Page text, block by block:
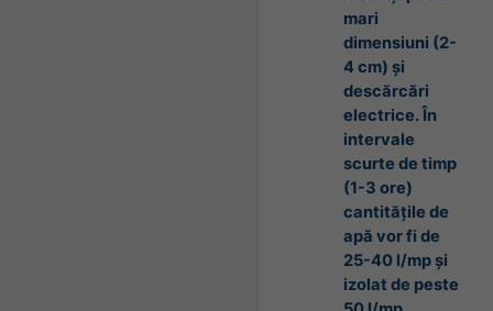
mari
dimensiuni (2-
4 cm) și
descărcări
electrice. În
intervale
scurte de timp
(1-3 ore)
cantitățile de
apă vor fi de
25-40 l/mp și
izolat de peste